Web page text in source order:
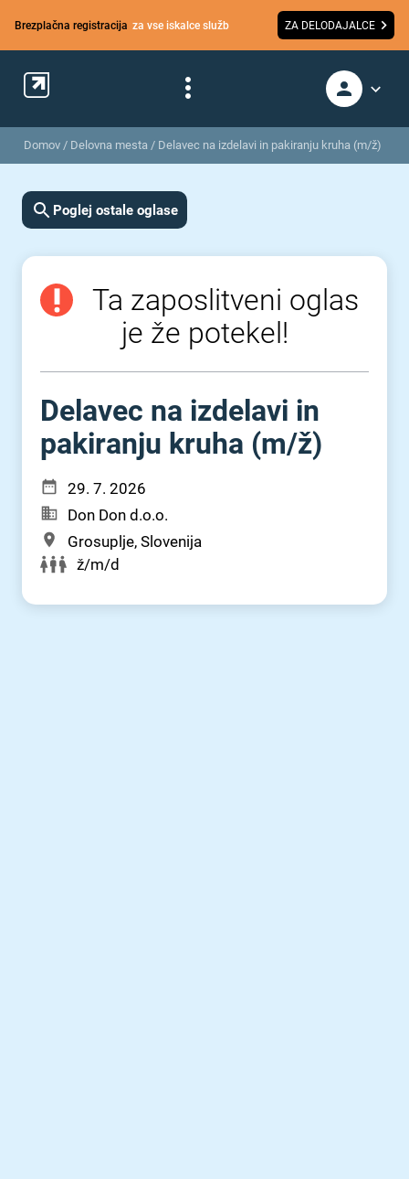
Brezplačna registracija za vse iskalce služb ZA DELODAJALCE
Domov / Delovna mesta / Delavec na izdelavi in pakiranju kruha (m/ž)
Poglej ostale oglase
Ta zaposlitveni oglas
je že potekel!
Delavec na izdelavi in
pakiranju kruha (m⁠/⁠ž)
29. 7. 2026
Don Don d.o.o.
Grosuplje, Slovenija
ž/m/d